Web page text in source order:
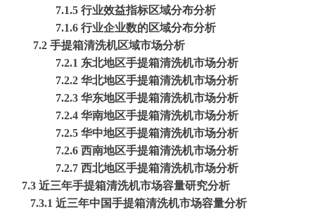
7.1.5 行业效益指标区域分布分析
7.1.6 行业企业数的区域分布分析
7.2 手提箱清洗机区域市场分析
7.2.1 东北地区手提箱清洗机市场分析
7.2.2 华北地区手提箱清洗机市场分析
7.2.3 华东地区手提箱清洗机市场分析
7.2.4 华南地区手提箱清洗机市场分析
7.2.5 华中地区手提箱清洗机市场分析
7.2.6 西南地区手提箱清洗机市场分析
7.2.7 西北地区手提箱清洗机市场分析
7.3 近三年手提箱清洗机市场容量研究分析
7.3.1 近三年中国手提箱清洗机市场容量分析